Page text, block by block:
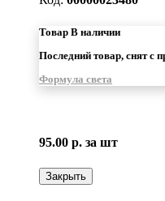
Товар В наличии
Последний товар, снят с
Формула света
95.00 р. за шт
Закрыть